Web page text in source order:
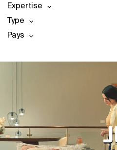
Expertise
Type
Pays